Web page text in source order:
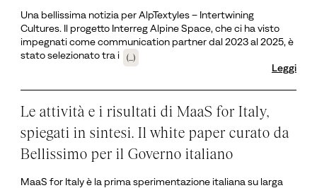
Una bellissima notizia per AlpTextyles – Intertwining
Cultures. Il progetto Interreg Alpine Space, che ci ha visto
impegnati come communication partner dal 2023 al 2025, è
stato selezionato tra i
(...)
Leggi
Le attività e i risultati di MaaS for Italy,
spiegati in sintesi. Il white paper curato da
Bellissimo per il Governo italiano
MaaS for Italy è la prima sperimentazione italiana su larga